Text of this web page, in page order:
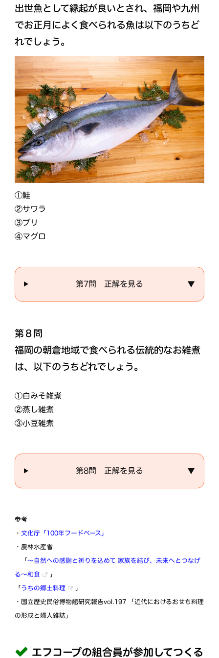
出世魚として縁起が良いとされ、福岡や九州
でお正月によく食べられる魚は以下のうちど
れでしょう。
①鮭
②サワラ
③ブリ
④マグロ
第7問 正解を見る ▼
第８問
福岡の朝倉地域で食べられる伝統的なお雑煮
は、以下のうちどれでしょう。
①白みそ雑煮
②蒸し雑煮
③小豆雑煮
第8問 正解を見る ▼
参考
・文化庁「100年フードベース」
・農林水産省
「～自然への感謝と祈りを込めて 家族を結び、未来へとつなげ
る～和食 」
「 うちの郷土料理 」
・国立歴史民俗博物館研究報告vol.197 「近代におけるおせち料理
の形成と婦人雑誌」
エフコープの組合員が参加してつくる